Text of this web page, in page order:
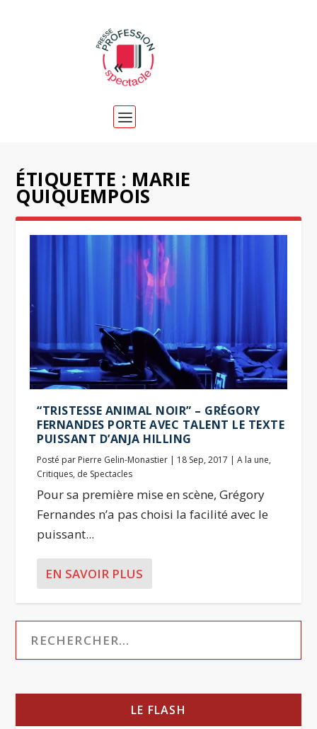
ÉTIQUETTE : MARIE
QUIQUEMPOIS
“TRISTESSE ANIMAL NOIR” – GRÉGORY
FERNANDES PORTE AVEC TALENT LE TEXTE
PUISSANT D’ANJA HILLING
Posté par Pierre Gelin-Monastier | 18 Sep, 2017 |A la une,
Critiques, de Spectacles
Pour sa première mise en scène, Grégory
Fernandes n’a pas choisi la facilité avec le
puissant...
EN SAVOIR PLUS
LE FLASH